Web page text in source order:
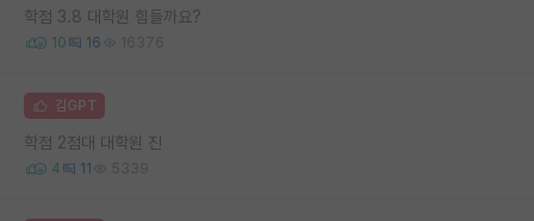
학점 3.8 대학원 힘들까요?
10 16 16376
김GPT
학점 2점대 대학원 진
4 11 5339